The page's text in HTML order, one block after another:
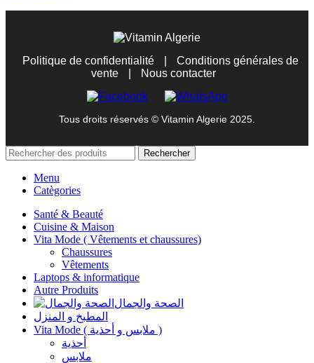
Politique de confidentialité
Conditions générales de
vente
Nous contacter
Tous droits réservés © Vitamin Algerie 2025.
Rechercher
Menu
Catègories
Santé & Beauté
Cuisine & Maison
Vita Mode ( Vêtements et chaussures)
Chaussures
Vêtements
Laptops & informatique
Autre Produits
الصحة والجمال
المطبخ و المنزل
Vita Mode ( ملابس و أحذية )
أحذية
ملابس